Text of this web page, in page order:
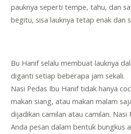
pauknya seperti tempe, tahu, dan
begitu, sisa lauknya tetap enak dan
Bu Hanif selalu membuat lauknya
diganti setiap beberapa jam sekali.
Nasi Pedas Ibu Hanif tidak hanya
makan siang, atau makan malam
dijadikan camilan atau camilan. Nasi
Anda pesan dalam bentuk bungkus